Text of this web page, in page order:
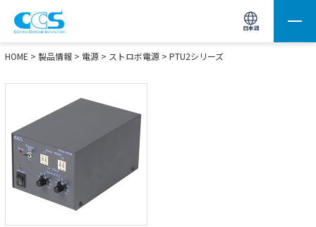
日本語
画像処理用の製品検索 サイト内検索(Enterで実行)
HOME > 製品情報 > 電源 > ストロボ電源 > PTU2シリーズ